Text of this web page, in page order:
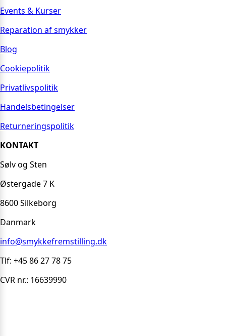
Events & Kurser
Reparation af smykker
Blog
Cookiepolitik
Privatlivspolitik
Handelsbetingelser
Returneringspolitik
KONTAKT
Sølv og Sten
Østergade 7 K
8600 Silkeborg
Danmark
info@smykkefremstilling.dk
Tlf: +45 86 27 78 75
CVR nr.: 16639990